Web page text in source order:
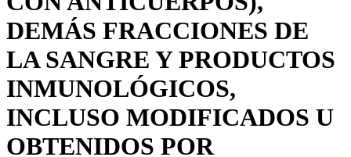
DEMÁS FRACCIONES DE
LA SANGRE Y PRODUCTOS
INMUNOLÓGICOS,
INCLUSO MODIFICADOS U
OBTENIDOS POR